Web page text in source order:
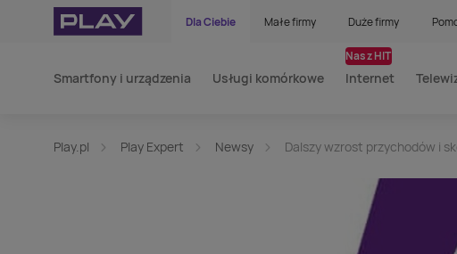
Dla Ciebie Małe firmy Duże firmy
Smartfony i urządzenia Usługi komórkowe Internet
Nasz HIT
Play.pl Play Expert Newsy Dalszy wzrost przychodów i